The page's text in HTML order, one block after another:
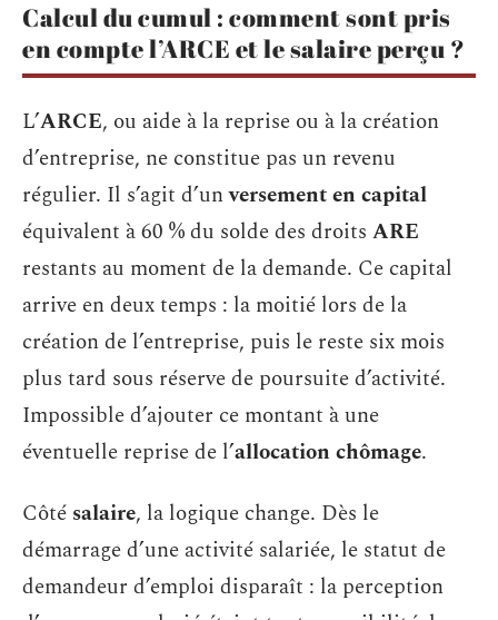
Calcul du cumul : comment sont pris
en compte l’ARCE et le salaire perçu ?
L’ARCE, ou aide à la reprise ou à la création
d’entreprise, ne constitue pas un revenu
régulier. Il s’agit d’unversement en capital
équivalent à 60 % du solde des droits ARE
restants au moment de la demande. Ce capital
arrive en deux temps : la moitié lors de la
création de l’entreprise, puis le reste six mois
plus tard sous réserve de poursuite d’activité.
Impossible d’ajouter ce montant à une
éventuelle reprise de l’allocation chômage.
Côté salaire, la logique change. Dès le
démarrage d’une activité salariée, le statut de
demandeur d’emploi disparaît : la perception